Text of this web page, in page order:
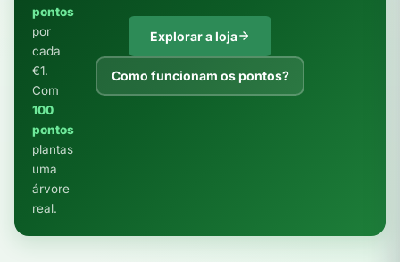
pontos
por
cada
€1.
Com
100
pontos
plantas
uma
árvore
real.
Explorar a loja
Como funcionam os pontos?